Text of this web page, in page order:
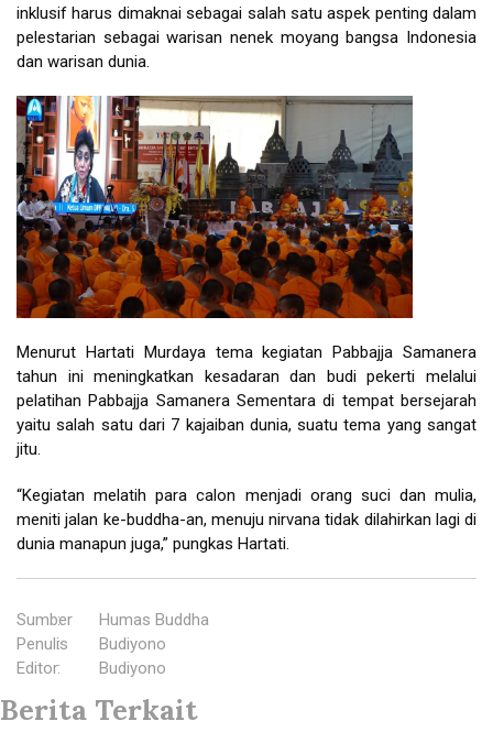
inklusif harus dimaknai sebagai salah satu aspek penting dalam
pelestarian sebagai warisan nenek moyang bangsa Indonesia
dan warisan dunia.
Menurut Hartati Murdaya tema kegiatan Pabbajja Samanera
tahun ini meningkatkan kesadaran dan budi pekerti melalui
pelatihan Pabbajja Samanera Sementara di tempat bersejarah
yaitu salah satu dari 7 kajaiban dunia, suatu tema yang sangat
jitu.
“Kegiatan melatih para calon menjadi orang suci dan mulia,
meniti jalan ke-buddha-an, menuju nirvana tidak dilahirkan lagi di
dunia manapun juga,” pungkas Hartati.
Sumber
:
Humas Buddha
Penulis
:
Budiyono
Editor: Budiyono
Berita Terkait